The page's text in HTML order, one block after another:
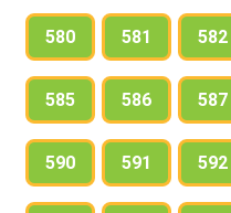
580 581 582
585 586 587
590 591 592